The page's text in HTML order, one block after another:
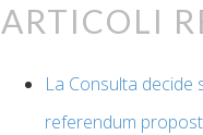
Articoli
La Consulta decide
referendum